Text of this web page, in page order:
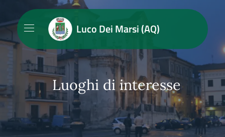
Vai alle notizie in primo piano
Luco Dei Marsi (AQ)
Luoghi di interesse